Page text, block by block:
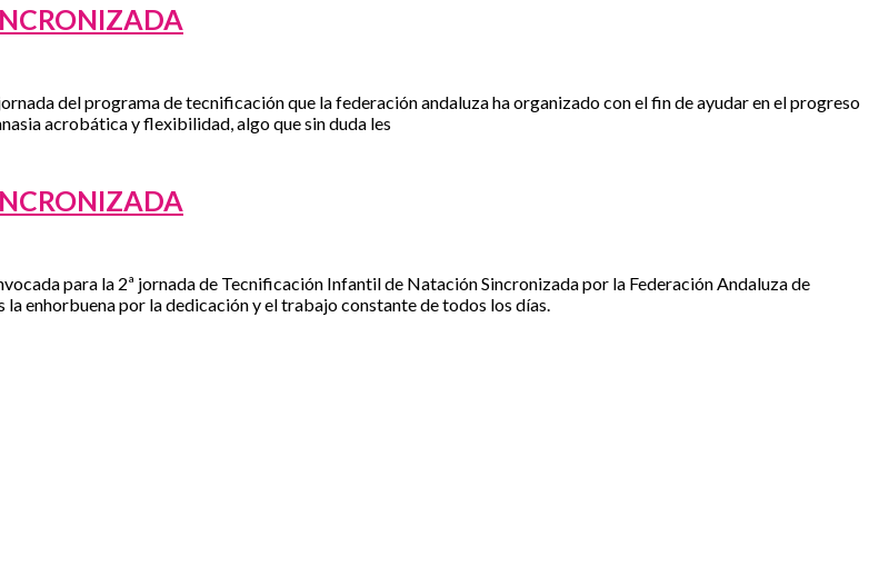
del programa de tecnificación que la federación andaluza ha organizado con el fin de ayudar en el progreso
acrobática y flexibilidad, algo que sin duda les
para la 2ª jornada de Tecnificación Infantil de Natación Sincronizada por la Federación Andaluza de
enhorbuena por la dedicación y el trabajo constante de todos los días.